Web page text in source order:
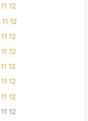
11 12
11 12
11 12
11 12
11 12
11 12
11 12
11 12